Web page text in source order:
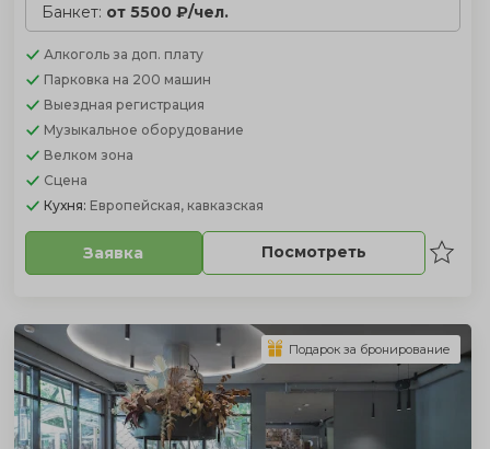
Банкет: от 5500 ₽/чел.
Алкоголь за доп. плату
Парковка на 200 машин
Выездная регистрация
Музыкальное оборудование
Велком зона
Сцена
Кухня: Европейская, кавказская
Заявка Посмотреть
Подарок за бронирование